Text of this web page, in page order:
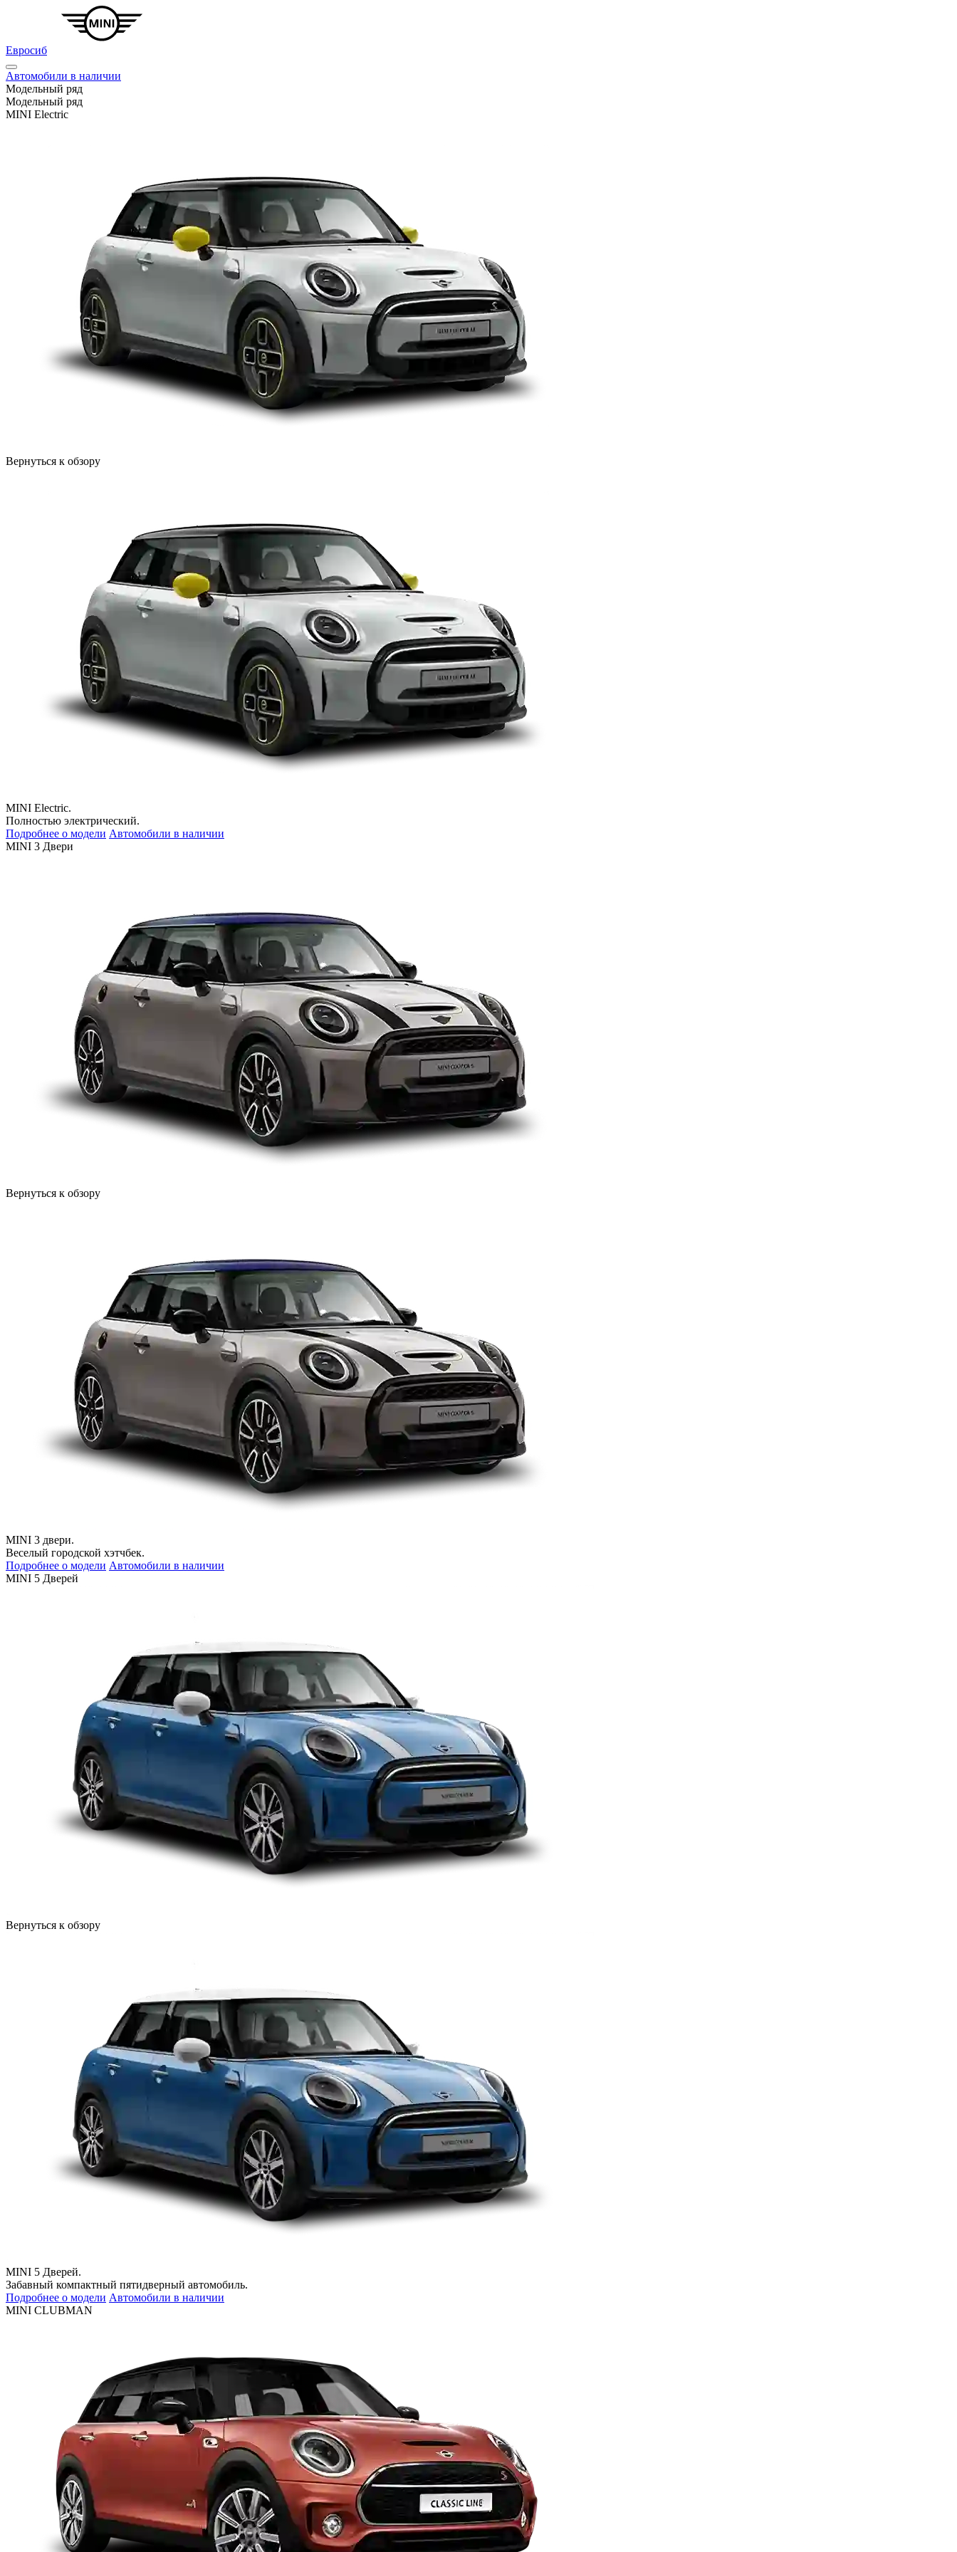
Евросиб
Автомобили в наличии
Модельный ряд
Модельный ряд
MINI Electric
Вернуться к обзору
MINI Electric.
Полностью электрический.
Подробнее о модели Автомобили в наличии
MINI 3 Двери
Вернуться к обзору
MINI 3 двери.
Веселый городской хэтчбек.
Подробнее о модели Автомобили в наличии
MINI 5 Дверей
Вернуться к обзору
MINI 5 Дверей.
Забавный компактный пятидверный автомобиль.
Подробнее о модели Автомобили в наличии
MINI CLUBMAN